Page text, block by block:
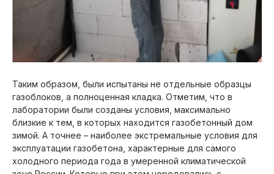
Таким образом, были испытаны не отдельные образцы
газоблоков, а полноценная кладка. Отметим, что в
лаборатории были созданы условия, максимально
близкие к тем, в которых находится газобетонный дом
зимой. А точнее – наиболее экстремальные условия для
эксплуатации газобетона, характерные для самого
холодного периода года в умеренной климатической